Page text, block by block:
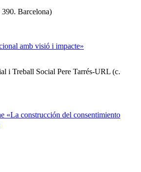
Barcelona)
amb visió i impacte»
i Treball Social Pere Tarrés-URL (c.
«La construcción del consentimiento